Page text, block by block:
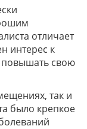
отличает
интерес к
повышать свою
так и
было крепкое